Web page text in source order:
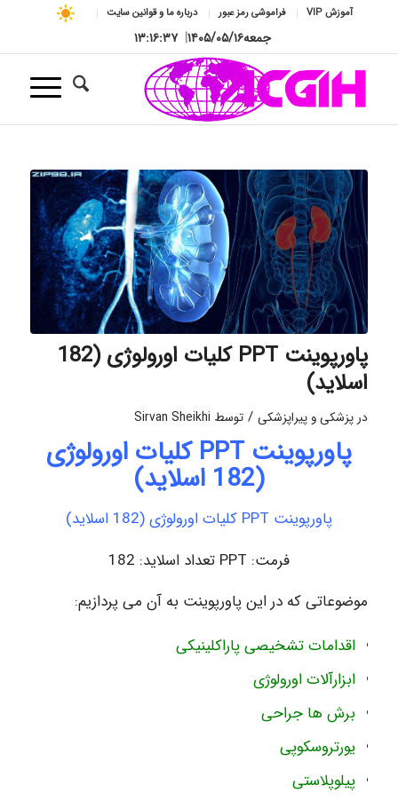
آموزش VIP فراموشی رمز عبور درباره ما و قوانین سایت
جمعه۱۴۰۵/۰۵/۱۶| ۱۳:۱۶:۳۸
پاورپوینت PPT کلیات اورولوژی (182
اسلاید)
در پزشکی و پیراپزشکی / توسط Sirvan Sheikhi
پاورپوینت PPT کلیات اورولوژی
(182 اسلاید)
پاورپوینت PPT کلیات اورولوژی (182 اسلاید)
فرمت: PPT تعداد اسلاید: 182
موضوعاتی که در این پاورپوینت به آن می پردازیم:
اقدامات تشخیصی پاراکلینیکی
ابزارآلات اورولوژی
برش ها جراحی
یورتروسکوپی
پیلوپلاستی